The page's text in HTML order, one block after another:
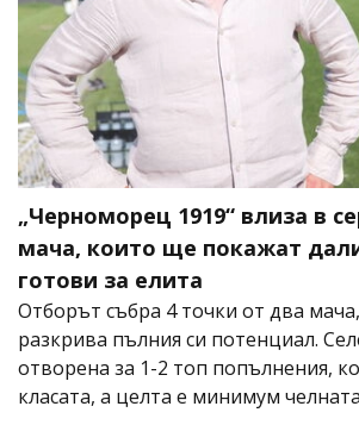
„Черноморец 1919“ влиза в
мача, които ще покажат
готови за елита
Отборът събра 4 точки от два
разкрива пълния си потенциал.
отворена за 1-2 топ попълнения,
класата, а целта е минимум